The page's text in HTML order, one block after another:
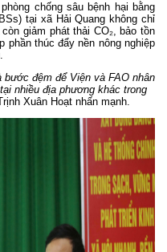
chống sâu bệnh hại bằng
tại xã Hải Quang không chỉ
giảm phát thải CO₂, bảo tồn
phần thúc đẩy nền nông nghiệp
bước đệm để Viện và FAO nhân
nhiều địa phương khác trong
Xuân Hoạt nhấn mạnh.